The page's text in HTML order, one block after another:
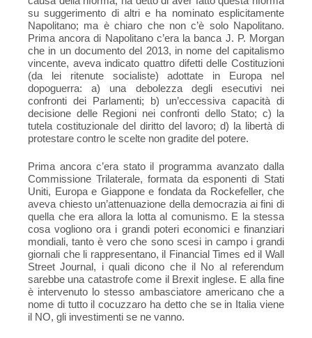
su suggerimento di altri e ha nominato esplicitamente
Napolitano; ma è chiaro che non c’è solo Napolitano.
Prima ancora di Napolitano c’era la banca J. P. Morgan
che in un documento del 2013, in nome del capitalismo
vincente, aveva indicato quattro difetti delle Costituzioni
(da lei ritenute socialiste) adottate in Europa nel
dopoguerra: a) una debolezza degli esecutivi nei
confronti dei Parlamenti; b) un’eccessiva capacità di
decisione delle Regioni nei confronti dello Stato; c) la
tutela costituzionale del diritto del lavoro; d) la libertà di
protestare contro le scelte non gradite del potere.
Prima ancora c’era stato il programma avanzato dalla
Commissione Trilaterale, formata da esponenti di Stati
Uniti, Europa e Giappone e fondata da Rockefeller, che
aveva chiesto un’attenuazione della democrazia ai fini di
quella che era allora la lotta al comunismo. E la stessa
cosa vogliono ora i grandi poteri economici e finanziari
mondiali, tanto è vero che sono scesi in campo i grandi
giornali che li rappresentano, il Financial Times ed il Wall
Street Journal, i quali dicono che il No al referendum
sarebbe una catastrofe come il Brexit inglese. E alla fine
è intervenuto lo stesso ambasciatore americano che a
nome di tutto il cocuzzaro ha detto che se in Italia viene
il NO, gli investimenti se ne vanno.